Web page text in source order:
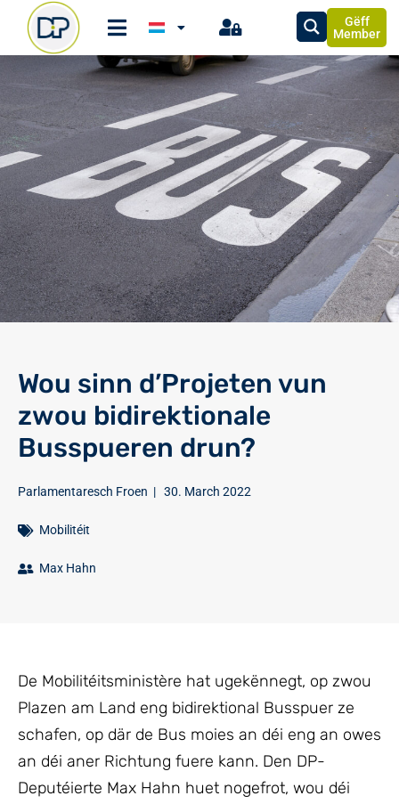
Gëff
Member
Wou sinn d’Projeten vun
zwou bidirektionale
Busspueren drun?
Parlamentaresch Froen | 30. March 2022
Mobilitéit
Max Hahn
De Mobilitéitsministère hat ugekënnegt, op zwou
Plazen am Land eng bidirektional Busspuer ze
schafen, op där de Bus moies an déi eng an owes
an déi aner Richtung fuere kann. Den DP-
Deputéierte Max Hahn huet nogefrot, wou déi